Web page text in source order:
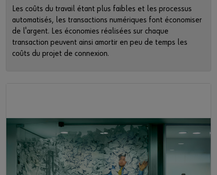
Les coûts du travail étant plus faibles et les processus
automatisés, les transactions numériques font économiser
de l'argent. Les économies réalisées sur chaque
transaction peuvent ainsi amortir en peu de temps les
coûts du projet de connexion.